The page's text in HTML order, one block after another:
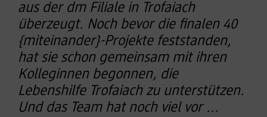
aus der dm Filiale in Trofaiach
überzeugt. Noch bevor die finalen 40
{miteinander}-Projekte feststanden,
hat sie schon gemeinsam mit ihren
Kolleginnen begonnen, die
Lebenshilfe Trofaiach zu unterstützen.
Und das Team hat noch viel vor ...